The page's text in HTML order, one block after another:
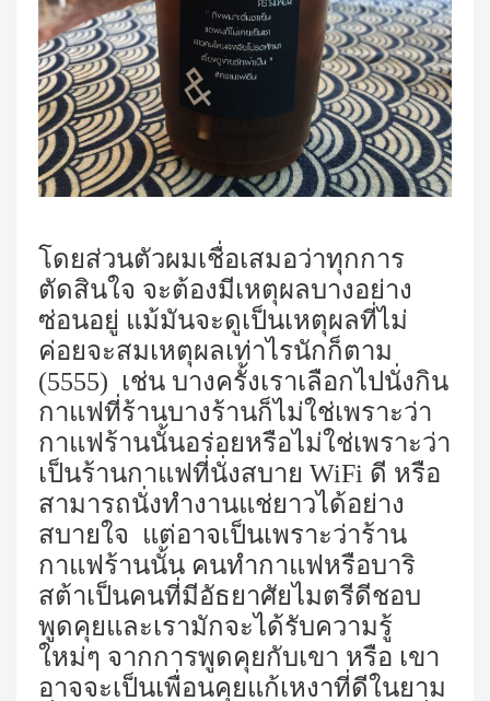
โดยส่วนตัวผมเชื่อเสมอว่าทุกการ
ตัดสินใจ จะต้องมีเหตุผลบางอย่าง
ซ่อนอยู่ แม้มันจะดูเป็นเหตุผลที่ไม่
ค่อยจะสมเหตุผลเท่าไรนักก็ตาม
(5555) เช่น บางครั้งเราเลือกไปนั่งกิน
กาแฟที่ร้านบางร้านก็ไม่ใช่เพราะว่า
กาแฟร้านนั้นอร่อยหรือไม่ใช่เพราะว่า
เป็นร้านกาแฟที่นั่งสบาย WiFi ดี หรือ
สามารถนั่งทำงานแช่ยาวได้อย่าง
สบายใจ แต่อาจเป็นเพราะว่าร้าน
กาแฟร้านนั้น คนทำกาแฟหรือบาริ
สต้าเป็นคนที่มีอัธยาศัยไมตรีดีชอบ
พูดคุยและเรามักจะได้รับความรู้
ใหม่ๆ จากการพูดคุยกับเขา หรือ เขา
อาจจะเป็นเพื่อนคุยแก้เหงาที่ดีในยาม